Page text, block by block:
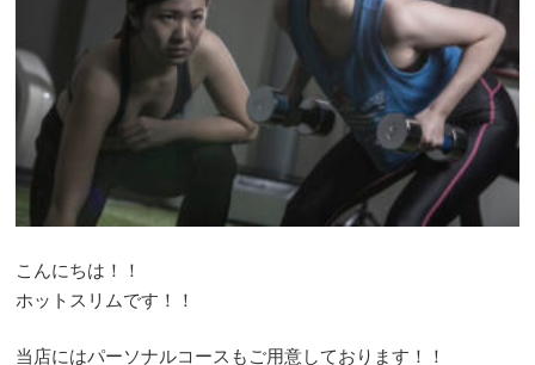
こんにちは！！
ホットスリムです！！
当店にはパーソナルコースもご用意しております！！